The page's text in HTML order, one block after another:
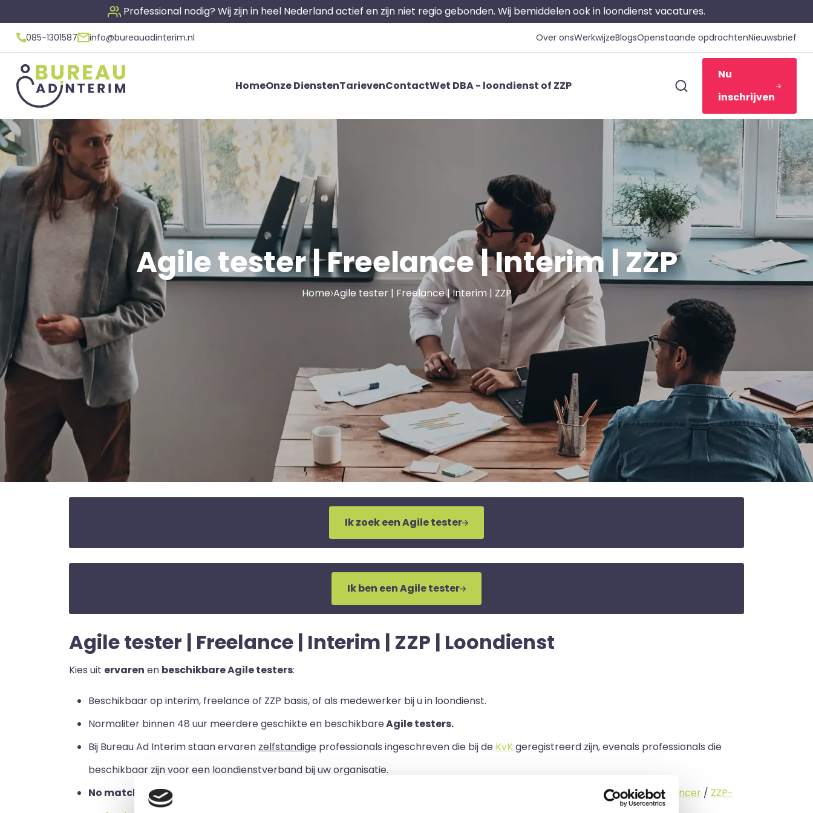
Professional nodig? Wij zijn in heel Nederland actief en zijn niet regio gebonden. Wij bemiddelen ook in loondienst vacatures.
085-1301587 info@bureauadinterim.nl Over onsWerkwijzeBlogsOpenstaande opdrachtenNieuwsbrief
HomeOnze DienstenTarievenContactWet DBA - loondienst of ZZP
Nu
inschrijven
Agile tester | Freelance | Interim | ZZP
Home Agile tester | Freelance | Interim | ZZP
Ik zoek een Agile tester
Ik ben een Agile tester
Agile tester | Freelance | Interim | ZZP | Loondienst
Kies uit ervaren en beschikbare Agile testers:
Beschikbaar op interim, freelance of ZZP basis, of als medewerker bij u in loondienst.
Normaliter binnen 48 uur meerdere geschikte en beschikbareAgile testers.
Bij Bureau Ad Interim staan ervaren zelfstandige professionals ingeschreven die bij de KvKgeregistreerd zijn, evenals professionals die
beschikbaar zijn voor een loondienstverband bij uw organisatie.
No match no pay:
interimmer/freelancer / ZZP-